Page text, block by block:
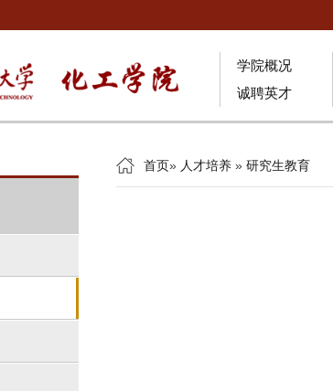
学院概况
诚聘英才
首页» 人才培养 » 研究生教育